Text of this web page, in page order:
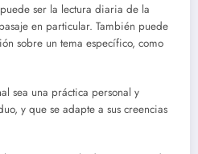
ser la lectura diaria de la
en particular. También puede
sobre un tema específico, como
sea una práctica personal y
y que se adapte a sus creencias